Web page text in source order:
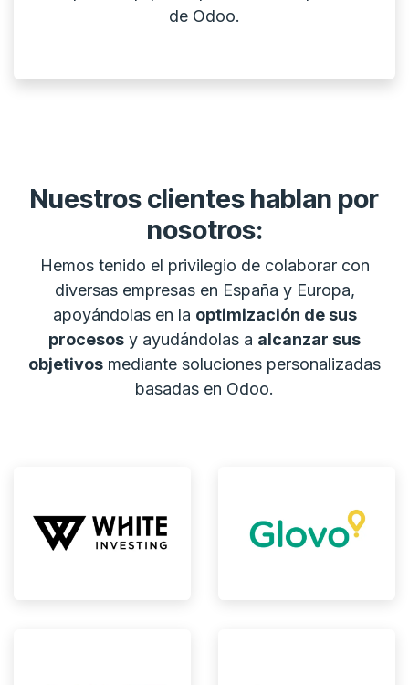
de Odoo.
Nuestros clientes hablan por
nosotros:
Hemos tenido el privilegio de colaborar con
diversas empresas en España y Europa,
apoyándolas en la optimización de sus
procesos y ayudándolas a alcanzar sus
objetivos mediante soluciones personalizadas
basadas en Odoo.